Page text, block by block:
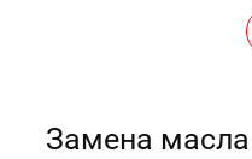
Замена масла